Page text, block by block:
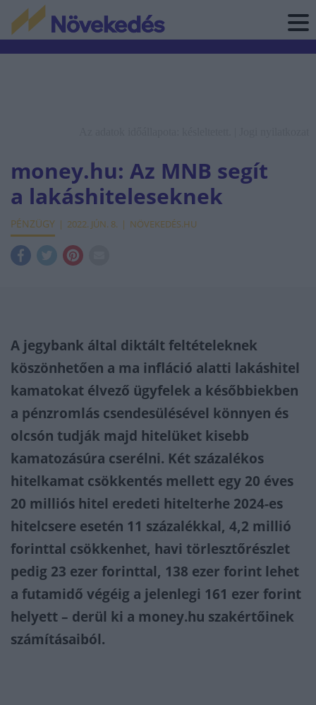
money.hu: Az MNB segít
a lakáshiteleseknek
PÉNZÜGY 2022. JÚN. 8. NÖVEKEDÉS.HU
A jegybank által diktált feltételeknek
köszönhetően a ma infláció alatti lakáshitel
kamatokat élvező ügyfelek a későbbiekben
a pénzromlás csendesülésével könnyen és
olcsón tudják majd hitelüket kisebb
kamatozásúra cserélni. Két százalékos
hitelkamat csökkentés mellett egy 20 éves
20 milliós hitel eredeti hitelterhe 2024-es
hitelcsere esetén 11 százalékkal, 4,2 millió
forinttal csökkenhet, havi törlesztőrészlet
pedig 23 ezer forinttal, 138 ezer forint lehet
a futamidő végéig a jelenlegi 161 ezer forint
helyett – derül ki a money.hu szakértőinek
számításaiból.